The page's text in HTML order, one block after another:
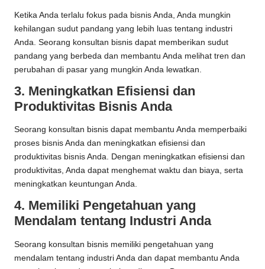
Ketika Anda terlalu fokus pada bisnis Anda, Anda mungkin
kehilangan sudut pandang yang lebih luas tentang industri
Anda. Seorang konsultan bisnis dapat memberikan sudut
pandang yang berbeda dan membantu Anda melihat tren dan
perubahan di pasar yang mungkin Anda lewatkan.
3. Meningkatkan Efisiensi dan
Produktivitas Bisnis Anda
Seorang konsultan bisnis dapat membantu Anda memperbaiki
proses bisnis Anda dan meningkatkan efisiensi dan
produktivitas bisnis Anda. Dengan meningkatkan efisiensi dan
produktivitas, Anda dapat menghemat waktu dan biaya, serta
meningkatkan keuntungan Anda.
4. Memiliki Pengetahuan yang
Mendalam tentang Industri Anda
Seorang konsultan bisnis memiliki pengetahuan yang
mendalam tentang industri Anda dan dapat membantu Anda